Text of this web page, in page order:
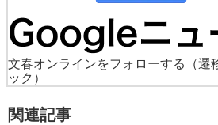
文春オンラインをフォローする
（
ック）
関連記事